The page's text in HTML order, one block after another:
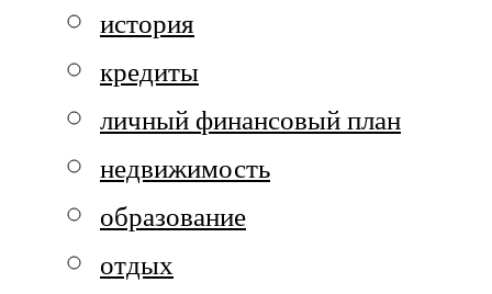
история
кредиты
личный финансовый план
недвижимость
образование
отдых